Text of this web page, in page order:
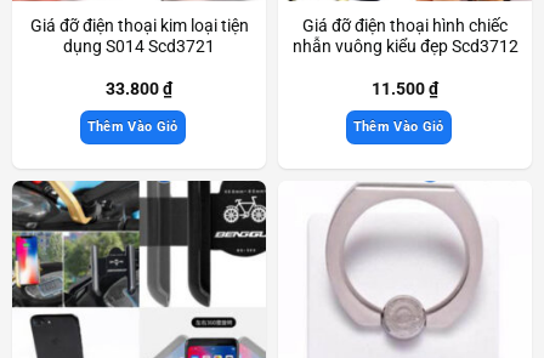
Giá đỡ điện thoại kim loại tiện
dụng S014 Scd3721
33.800₫
Thêm Vào Giỏ
Giá đỡ điện thoại hình chiếc
nhẫn vuông kiểu đẹp Scd3712
11.500₫
Thêm Vào Giỏ